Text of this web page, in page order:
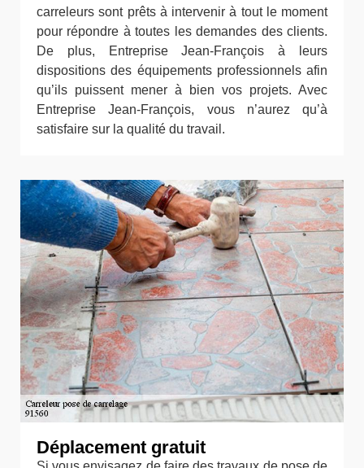
carreleurs sont prêts à intervenir à tout le moment
pour répondre à toutes les demandes des clients.
De plus, Entreprise Jean-François à leurs
dispositions des équipements professionnels afin
qu’ils puissent mener à bien vos projets. Avec
Entreprise Jean-François, vous n’aurez qu’à
satisfaire sur la qualité du travail.
Déplacement gratuit